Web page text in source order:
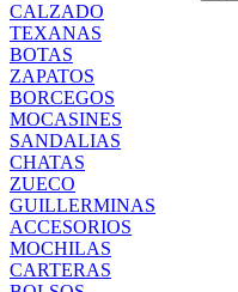
CALZADO
TEXANAS
BOTAS
ZAPATOS
BORCEGOS
MOCASINES
SANDALIAS
CHATAS
ZUECO
GUILLERMINAS
ACCESORIOS
MOCHILAS
CARTERAS